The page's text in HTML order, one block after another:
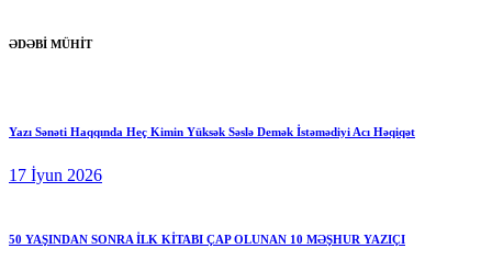
ƏDƏBİ MÜHİT
Yazı Sənəti Haqqında Heç Kimin Yüksək Səslə Demək İstəmədiyi Acı Həqiqət
17 İyun 2026
50 YAŞINDAN SONRA İLK KİTABI ÇAP OLUNAN 10 MƏŞHUR YAZIÇI